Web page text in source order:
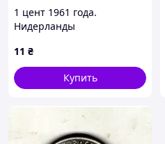
1 цент 1961 года.
Нидерланды
11 ₴
Купить